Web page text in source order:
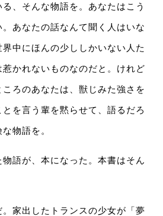
、そんな物語を。あなたはこう
あなたの話なんて聞く人はいな
中にほんの少ししかいない人た
かれないものなのだと。けれど
ろのあなたは、獣じみた強さを
を言う輩を黙らせて、語るだろ
物語を。
語が、本になった。本書はそん
家出したトランスの少女が「夢